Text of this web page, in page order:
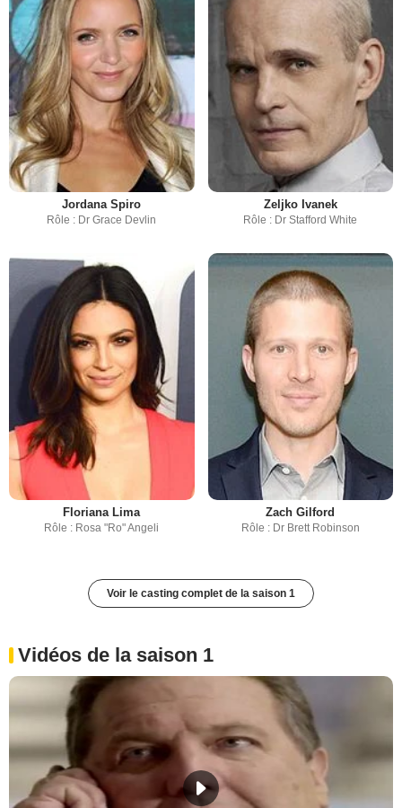
Jordana Spiro
Rôle : Dr Grace Devlin
Zeljko Ivanek
Rôle : Dr Stafford White
Floriana Lima
Rôle : Rosa "Ro" Angeli
Zach Gilford
Rôle : Dr Brett Robinson
Voir le casting complet de la saison 1
Vidéos de la saison 1